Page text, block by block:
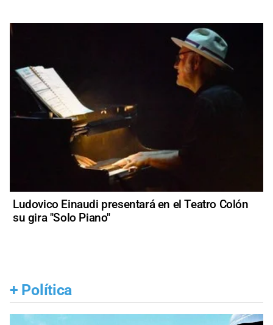
Ludovico Einaudi presentará en el Teatro Colón
su gira "Solo Piano"
+ Política